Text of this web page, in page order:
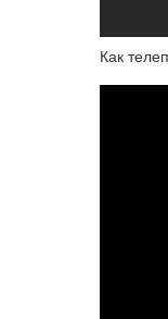
Как